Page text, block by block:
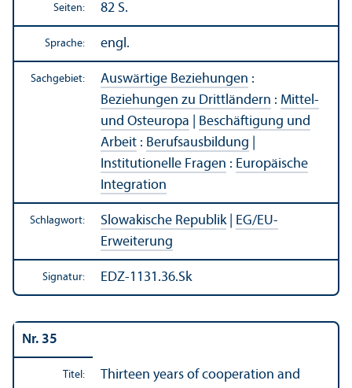
Seiten: 82 S.
Sprache: engl.
Sachgebiet: Auswärtige Beziehungen :
Beziehungen zu Drittländern : Mittel-
und Osteuropa
Beschäftigung und
Arbeit : Berufsausbildung
Institutionelle Fragen : Europäische
Integration
Schlagwort: Slowakische Republik| EG/EU-
Erweiterung
Signatur: EDZ-1131.36.Sk
Nr. 35
Titel:
Thirteen years of cooperation and